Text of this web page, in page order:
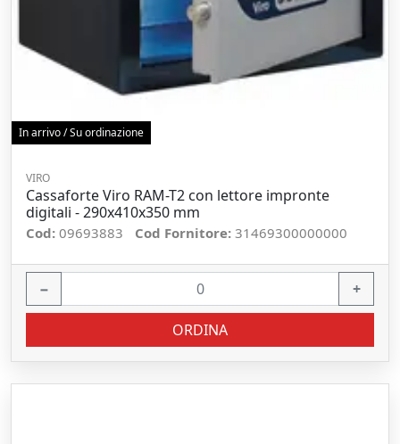
In arrivo / Su ordinazione
VIRO
Cassaforte Viro RAM-T2 con lettore impronte
digitali - 290x410x350 mm
Cod: 09693883 Cod Fornitore: 31469300000000
− +
ORDINA